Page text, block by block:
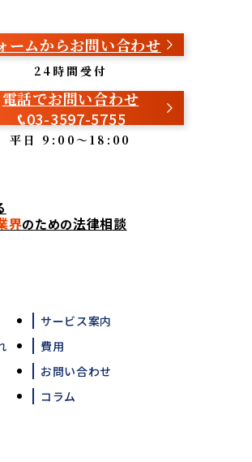
ームからお問い合わせ
24時間受付
電話でお問い合わせ
03-3597-5755
平日 9:00～18:00
界のための法律相談
費用
サービス案内
コラム
お問い合わせ